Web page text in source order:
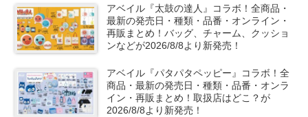
アベイル『太鼓の達人』コラボ！全商品・
最新の発売日・種類・品番・オンライン・
再販まとめ！バッグ、チャーム、クッショ
ンなどが2026/8/8より新発売！
アベイル『パタパタペッピー』コラボ！全
商品・最新の発売日・種類・品番・オンラ
イン・再販まとめ！取扱店はどこ？が
2026/8/8より新発売！